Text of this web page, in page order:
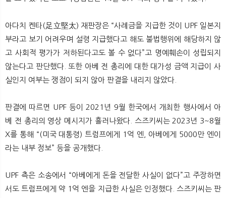
아다치 켄타(足立堅太) 재판장은 “사례금을 지급한 것이 UPF 일본지
부라고 보기 어려우며 설령 지급했다고 해도 불법행위에 해당하지 않
고 사회적 평가가 저하된다고도 볼 수 없다”고 명예훼손이 성립되지
않는다고 판단했다. 또한 아베 전 총리에 대한 대가성 금액 지급이 사
실인지 여부는 쟁점이 되지 않아 판결을 내리지 않았다.
판결에 따르면 UPF 등이 2021년 9월 한국에서 개최한 행사에서 아
베 전 총리의 영상 메시지가 흘러나왔다. 스즈키씨는 2023년 3~8월
X를 통해 “(미국 대통령) 트럼프에게 1억 엔, 아베에게 5000만 엔이
라는 내부 정보” 등을 공개했다.
UPF 측은 소송에서 “아베에게 돈을 전달한 사실이 없다”고 주장하면
서도 트럼프에게 약 1억 엔을 지급한 사실은 인정했다. 스즈키씨는 판